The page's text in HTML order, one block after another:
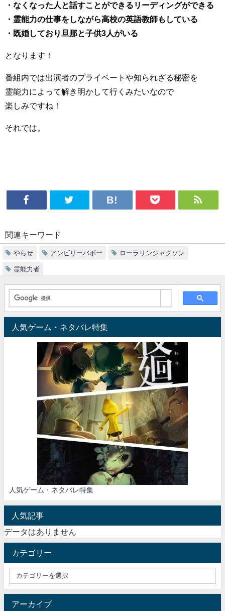
・なくなった人と話すことができるリーディングができる
・霊能力の仕事をしながら高校の英語教師もしている
・既婚しており旦那と子供3人がいる
となります！
番組内では出演者のプライベートや知られざる秘密を
霊能力によって解き明かして行くみたいなので
楽しみですね！
それでは。
関連キーワード
やらせ アンビリーバボー ローラリンジャクソン
霊能力者
人気ゲーム・ネタバレ特集
人気ゲーム・ネタバレ特集
人気記事
データはありません
カテゴリー
アーカイブ